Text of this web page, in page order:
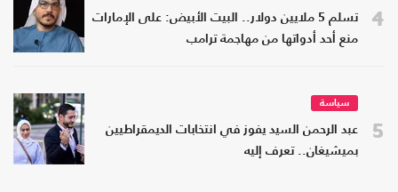
4
تسلم 5 ملايين دولار.. البيت الأبيض: على الإمارات
منع أحد أدواتها من مهاجمة ترامب
5
سياسة
عبد الرحمن السيد يفوز في انتخابات الديمقراطيين
بميشيغان.. تعرف إليه